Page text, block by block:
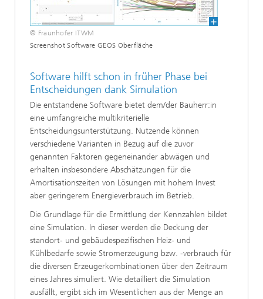
© Fraunhofer ITWM
Screenshot Software GEOS Oberfläche
Software hilft schon in früher Phase bei
Entscheidungen dank Simulation
Die entstandene Software bietet dem/der Bauherr:in
eine umfangreiche multikriterielle
Entscheidungsunterstützung. Nutzende können
verschiedene Varianten in Bezug auf die zuvor
genannten Faktoren gegeneinander abwägen und
erhalten insbesondere Abschätzungen für die
Amortisationszeiten von Lösungen mit hohem Invest
aber geringerem Energieverbrauch im Betrieb.
Die Grundlage für die Ermittlung der Kennzahlen bildet
eine Simulation. In dieser werden die Deckung der
standort- und gebäudespezifischen Heiz- und
Kühlbedarfe sowie Stromerzeugung bzw. -verbrauch für
die diversen Erzeugerkombinationen über den Zeitraum
eines Jahres simuliert. Wie detailliert die Simulation
ausfällt, ergibt sich im Wesentlichen aus der Menge an